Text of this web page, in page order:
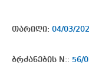
თარიღი: 04/03/
ბრძანების N:: 56/